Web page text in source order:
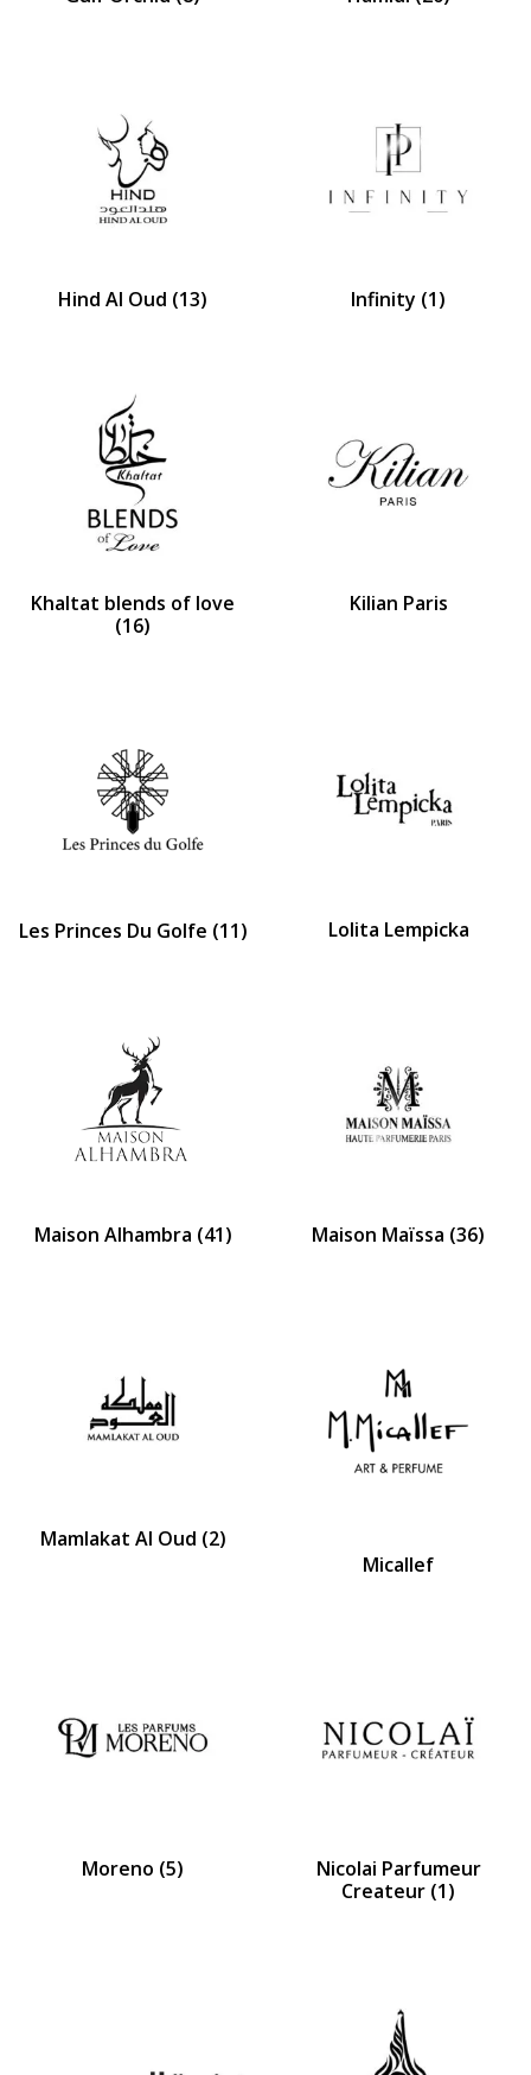
Hind Al Oud (13) Infinity (1)
Khaltat blends of love
(16)
Kilian Paris
Les Princes Du Golfe (11) Lolita Lempicka
Maison Alhambra (41) Maison Maïssa (36)
Mamlakat Al Oud (2)
Micallef
Moreno (5)
Nicolai Parfumeur
Createur (1)